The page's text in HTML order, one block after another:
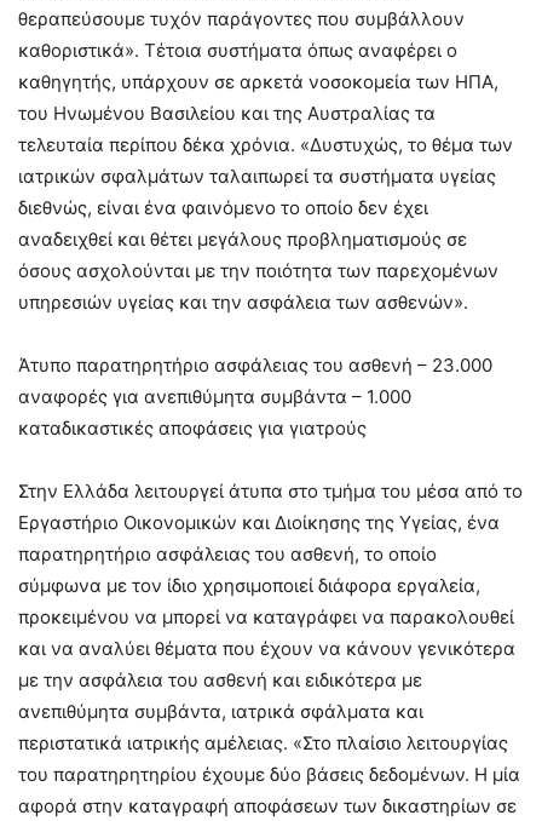
θεραπεύσουμε τυχόν παράγοντες που συμβάλλουν
καθοριστικά». Τέτοια συστήματα όπως αναφέρει ο
καθηγητής, υπάρχουν σε αρκετά νοσοκομεία των ΗΠΑ,
του Ηνωμένου Βασιλείου και της Αυστραλίας τα
τελευταία περίπου δέκα χρόνια. «Δυστυχώς, το θέμα των
ιατρικών σφαλμάτων ταλαιπωρεί τα συστήματα υγείας
διεθνώς, είναι ένα φαινόμενο το οποίο δεν έχει
αναδειχθεί και θέτει μεγάλους προβληματισμούς σε
όσους ασχολούνται με την ποιότητα των παρεχομένων
υπηρεσιών υγείας και την ασφάλεια των ασθενών».
Άτυπο παρατηρητήριο ασφάλειας του ασθενή – 23.000
αναφορές για ανεπιθύμητα συμβάντα – 1.000
καταδικαστικές αποφάσεις για γιατρούς
Στην Ελλάδα λειτουργεί άτυπα στο τμήμα του μέσα από το
Εργαστήριο Οικονομικών και Διοίκησης της Υγείας, ένα
παρατηρητήριο ασφάλειας του ασθενή, το οποίο
σύμφωνα με τον ίδιο χρησιμοποιεί διάφορα εργαλεία,
προκειμένου να μπορεί να καταγράφει να παρακολουθεί
και να αναλύει θέματα που έχουν να κάνουν γενικότερα
με την ασφάλεια του ασθενή και ειδικότερα με
ανεπιθύμητα συμβάντα, ιατρικά σφάλματα και
περιστατικά ιατρικής αμέλειας. «Στο πλαίσιο λειτουργίας
του παρατηρητηρίου έχουμε δύο βάσεις δεδομένων. Η μία
αφορά στην καταγραφή αποφάσεων των δικαστηρίων σε